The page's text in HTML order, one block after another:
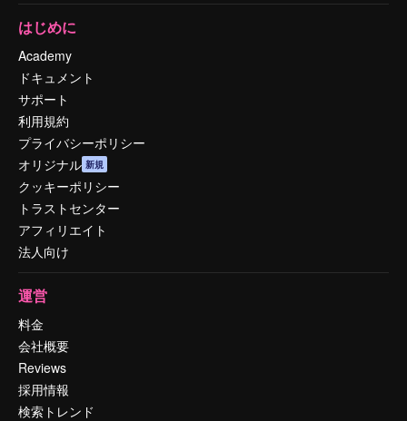
はじめに
Academy
ドキュメント
サポート
利用規約
プライバシーポリシー
オリジナル 新規
クッキーポリシー
トラストセンター
アフィリエイト
法人向け
運営
料金
会社概要
Reviews
採用情報
検索トレンド